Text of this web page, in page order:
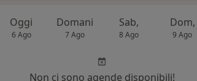
Oggi
6 Ago
Domani
7 Ago
Sab,
8 Ago
Dom,
9 Ago
Non ci sono agende disponibili!